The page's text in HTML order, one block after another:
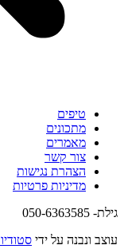
טיפים
מתכונים
מאמרים
צור קשר
הצהרת נגישות
מדיניות פרטיות
גילת- 050-6363585
עוצב ונבנה על ידי סטודיו LUMA